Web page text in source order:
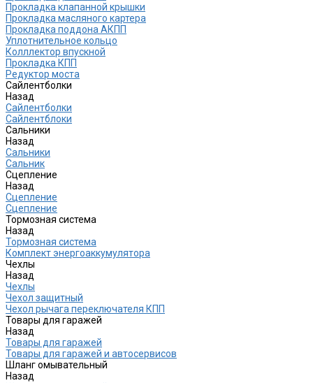
Прокладка клапанной крышки
Прокладка масляного картера
Прокладка поддона АКПП
Уплотнительное кольцо
Колллектор впускной
Прокладка КПП
Редуктор моста
Сайлентболки
Назад
Сайлентболки
Сайлентблоки
Сальники
Назад
Сальники
Сальник
Сцепление
Назад
Сцепление
Сцепление
Тормозная система
Назад
Тормозная система
Комплект энергоаккумулятора
Чехлы
Назад
Чехлы
Чехол защитный
Чехол рычага переключателя КПП
Товары для гаражей
Назад
Товары для гаражей
Товары для гаражей и автосервисов
Шланг омывательный
Назад